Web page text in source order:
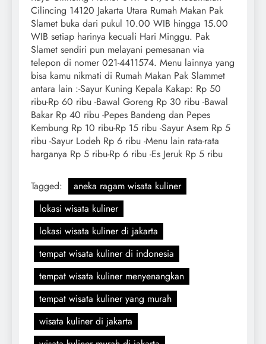
Cilincing 14120 Jakarta Utara Rumah Makan Pak
Slamet buka dari pukul 10.00 WIB hingga 15.00
WIB setiap harinya kecuali Hari Minggu. Pak
Slamet sendiri pun melayani pemesanan via
telepon di nomer 021-4411574. Menu lainnya yang
bisa kamu nikmati di Rumah Makan Pak Slammet
antara lain :-Sayur Kuning Kepala Kakap: Rp 50
ribu-Rp 60 ribu -Bawal Goreng Rp 30 ribu -Bawal
Bakar Rp 40 ribu -Pepes Bandeng dan Pepes
Kembung Rp 10 ribu-Rp 15 ribu -Sayur Asem Rp 5
ribu -Sayur Lodeh Rp 6 ribu -Menu lain rata-rata
harganya Rp 5 ribu-Rp 6 ribu -Es Jeruk Rp 5 ribu
Tagged:
aneka ragam wisata kuliner
lokasi wisata kuliner
lokasi wisata kuliner di jakarta
tempat wisata kuliner di indonesia
tempat wisata kuliner menyenangkan
tempat wisata kuliner yang murah
wisata kuliner di jakarta